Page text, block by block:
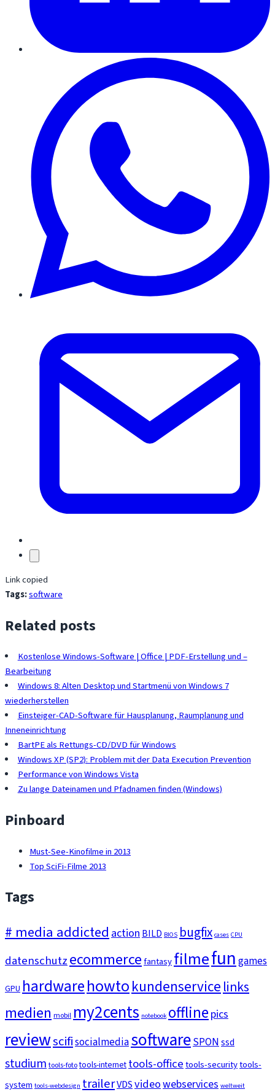
Link copied
Tags:software
Related posts
Kostenlose Windows-Software | Office | PDF-Erstellung und –
Bearbeitung
Windows 8: Alten Desktop und Startmenü von Windows 7
wiederherstellen
Einsteiger-CAD-Software für Hausplanung, Raumplanung und
Inneneinrichtung
BartPE als Rettungs-CD/DVD für Windows
Windows XP (SP2): Problem mit der Data Execution Prevention
Performance von Windows Vista
Zu lange Dateinamen und Pfadnamen finden (Windows)
Pinboard
Must-See-Kinofilme in 2013
Top SciFi-Filme 2013
Tags
# media addicted action BILD BIOS bugfix cases CPU
datenschutzecommercefantasyfilmefungames
GPU hardwarehowtokundenservicelinks
medien mobilmy2cents notebook offlinepics
reviewscifisocialmediasoftwareSPONssd
studiumtools-fototools-internettools-officetools-securitytools-
system tools-webdesign trailerVDSvideowebservices weltweit